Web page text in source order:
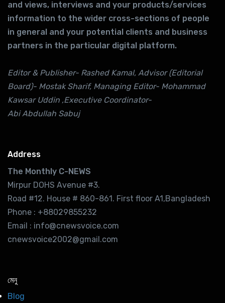
and views, interviews and your products/services
information to the wider cross-sections of people
in general and your potential clients and business
partners in the particular digital platform.
Editor & Publisher- Rashed Kamal, Advisor (Editorial
Board)- Mostak Sharif, Managing Editor- Mohammad
Kawsar Uddin ,Executive Coordinator-
Abi Abdullah Sabuj
Address
The Monthly C-NEWS
Mirpur DOHS Avenue #3.
Road #12. House # 860-861. First floor A1,Bangladesh
Phone : +88029855232
Email : info@cnewsvoice.com
cnewsvoice2002@gmail.com
মেনু
Blog